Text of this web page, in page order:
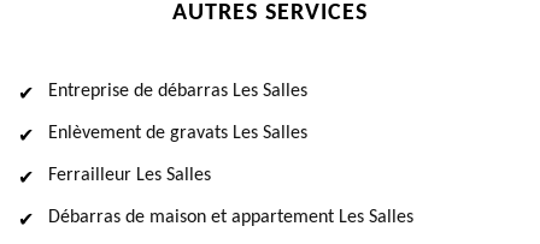
AUTRES SERVICES
Entreprise de débarras Les Salles
Enlèvement de gravats Les Salles
Ferrailleur Les Salles
Débarras de maison et appartement Les Salles